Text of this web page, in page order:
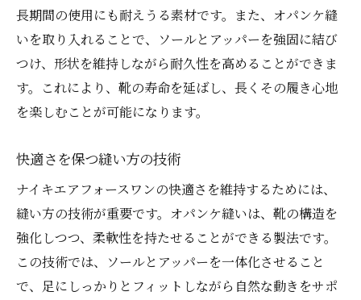
長期間の使用にも耐えうる素材です。また、オパンケ縫
いを取り入れることで、ソールとアッパーを強固に結び
つけ、形状を維持しながら耐久性を高めることができま
す。これにより、靴の寿命を延ばし、長くその履き心地
を楽しむことが可能になります。
快適さを保つ縫い方の技術
ナイキエアフォースワンの快適さを維持するためには、
縫い方の技術が重要です。オパンケ縫いは、靴の構造を
強化しつつ、柔軟性を持たせることができる製法です。
この技術では、ソールとアッパーを一体化させること
で、足にしっかりとフィットしながら自然な動きをサポ